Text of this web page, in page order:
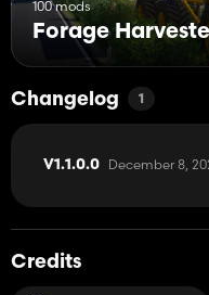
100 mods
Forage
Changelog 1
V1.1.0.0 December 8,
Credits